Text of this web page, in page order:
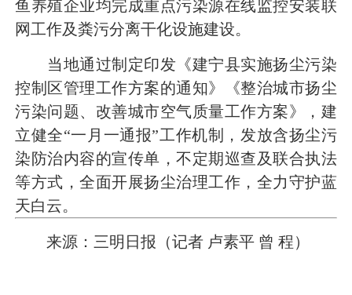
鱼养殖企业均完成重点污染源在线监控安装联
网工作及粪污分离干化设施建设。
当地通过制定印发《建宁县实施扬尘污染
控制区管理工作方案的通知》《整治城市扬尘
污染问题、改善城市空气质量工作方案》，建
立健全“一月一通报”工作机制，发放含扬尘污
染防治内容的宣传单，不定期巡查及联合执法
等方式，全面开展扬尘治理工作，全力守护蓝
天白云。
来源：三明日报（记者 卢素平 曾 程）